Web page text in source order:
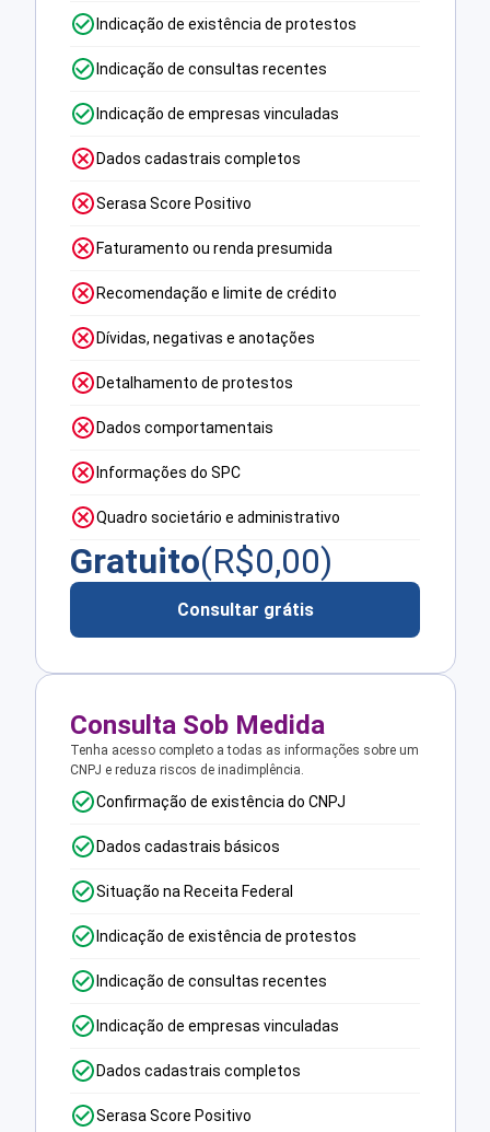
Indicação de existência de protestos
Indicação de consultas recentes
Indicação de empresas vinculadas
Dados cadastrais completos
Serasa Score Positivo
Faturamento ou renda presumida
Recomendação e limite de crédito
Dívidas, negativas e anotações
Detalhamento de protestos
Dados comportamentais
Informações do SPC
Quadro societário e administrativo
Gratuito(R$0,00)
Consultar grátis
Consulta Sob Medida
Tenha acesso completo a todas as informações sobre um
CNPJ e reduza riscos de inadimplência.
Confirmação de existência do CNPJ
Dados cadastrais básicos
Situação na Receita Federal
Indicação de existência de protestos
Indicação de consultas recentes
Indicação de empresas vinculadas
Dados cadastrais completos
Serasa Score Positivo